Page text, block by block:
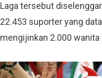
Laga tersebut
22.453 suporter yang
mengijinkan 2.000